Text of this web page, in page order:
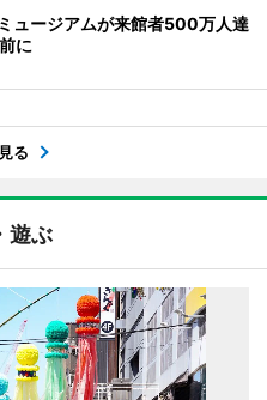
ュージアムが来館者500万人達
に
る
遊ぶ